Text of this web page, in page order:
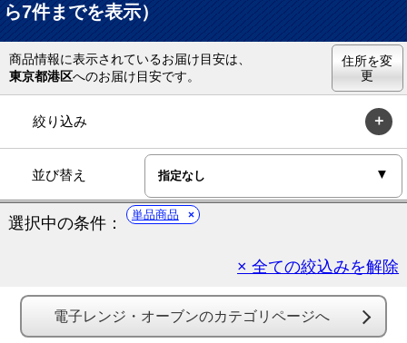
ら7件までを表示）
商品情報に表示されているお届け目安は、
東京都港区へのお届け目安です。
住所を変
更
絞り込み
並び替え
選択中の条件： 単品商品
× 全ての絞込みを解除
電子レンジ・オーブンのカテゴリページへ